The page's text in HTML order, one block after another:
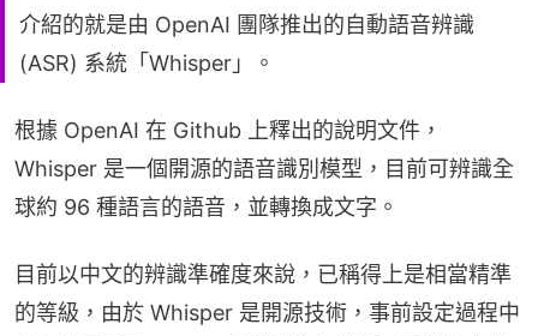
介紹的就是由 OpenAI 團隊推出的自動語音辨識
(ASR) 系統「Whisper」。
根據 OpenAI 在 Github 上釋出的說明文件，
Whisper 是一個開源的語音識別模型，目前可辨識全
球約 96 種語言的語音，並轉換成文字。
目前以中文的辨識準確度來說，已稱得上是相當精準
的等級，由於 Whisper 是開源技術，事前設定過程中